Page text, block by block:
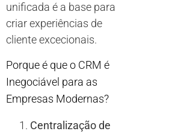
unificada é a base para
criar experiências de
cliente excecionais.
Porque é que o CRM é
Inegociável para as
Empresas Modernas?
Centralização de